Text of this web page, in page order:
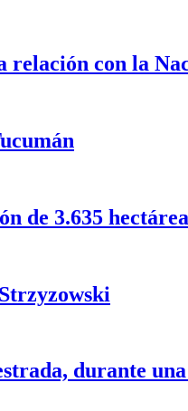
relación con la
de 3.635
durante